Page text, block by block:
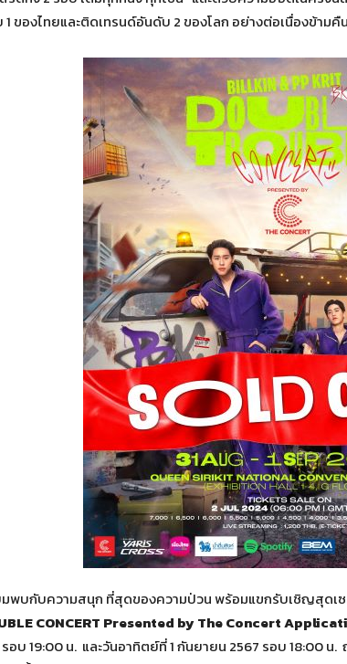
1 ของไทยและติดเทรนด์อันดับ 2 ของโลก อย่างต่อเนื่องข้ามคืน
มพบกับความสนุก ที่สุดของความป่วน พร้อมแขกรับเชิญสุดเซ
CONCERT Presented by The Concert
รอบ 19:00 น. และวันอาทิตย์ที่ 1 กันยายน 2567 รอบ 18:00